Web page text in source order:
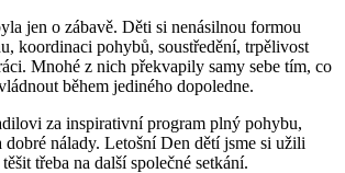
jen o zábavě. Děti si nenásilnou formou
koordinaci pohybů, soustředění, trpělivost
Mnohé z nich překvapily samy sebe tím, co
během jediného dopoledne.
za inspirativní program plný pohybu,
dobré nálady. Letošní Den dětí jsme si užili
třeba na další společné setkání.